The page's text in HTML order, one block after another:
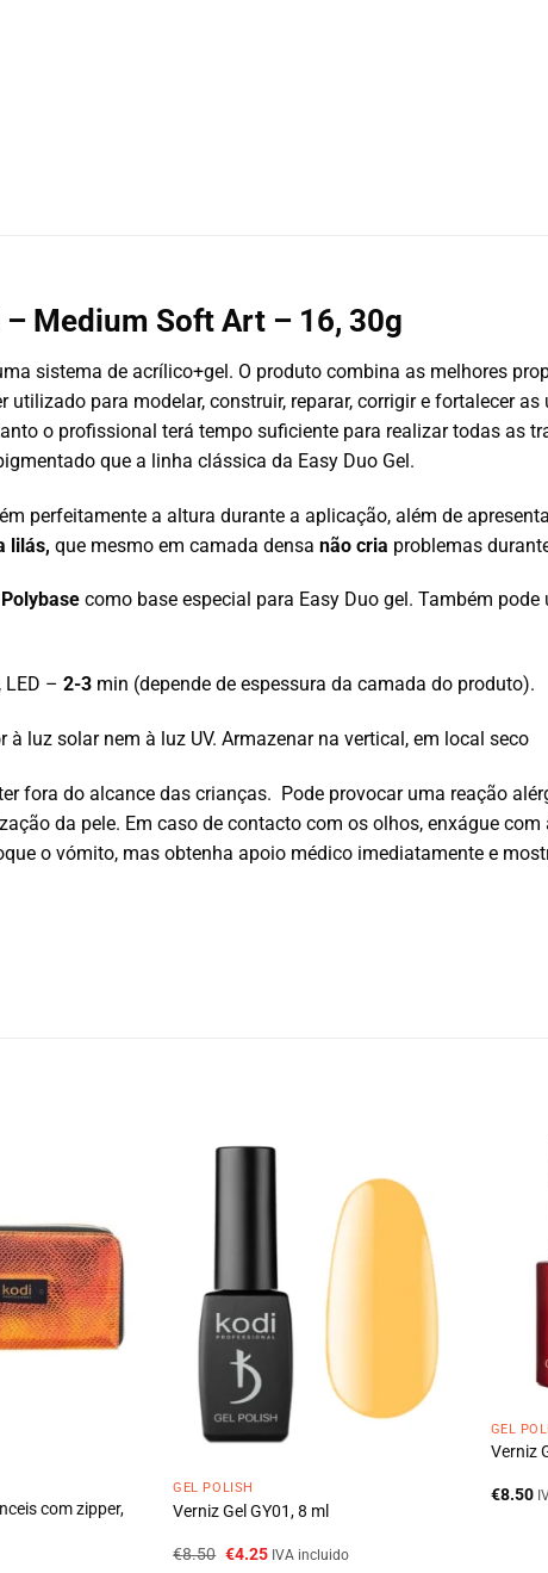
Medium Soft Art – 16, 30g
sistema de acrílico+gel. O produto combina as melhores
para modelar, construir, reparar, corrigir e fortalecer
o profissional terá tempo suficiente para realizar todas as
que a linha clássica da Easy Duo Gel.
perfeitamente a altura durante a aplicação, além de
lilás, que mesmo em camada densa não cria problemas
Polybase como base especial para Easy Duo gel. Também pode
LED – 2-3 min (depende de espessura da camada do produto).
à luz solar nem à luz UV. Armazenar na vertical, em local seco
fora do alcance das crianças. Pode provocar uma reação
da pele. Em caso de contacto com os olhos, enxágue
o vómito, mas obtenha apoio médico imediatamente e
com zipper,
GEL POLISH
Verniz Gel GY01, 8 ml
€8.50 O
€4.25OIVA incluido
GEL
Verniz
€8.50